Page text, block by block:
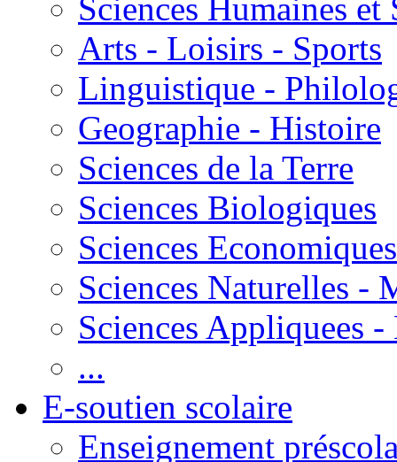
Sciences Humaines et
Arts - Loisirs - Sports
Linguistique -
Geographie - Histoire
Sciences de la Terre
Sciences Biologiques
Sciences Economiques
Sciences Naturelles -
Sciences Appliquees
...
E-soutien scolaire